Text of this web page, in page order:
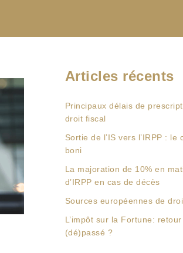
Articles récents
Principaux délais de
droit fiscal
Sortie de l’IS vers l’IRPP : le
boni
La majoration de 10% en
d’IRPP en cas de décès
Sources européennes de
L’impôt sur la Fortune:
(dé)passé ?